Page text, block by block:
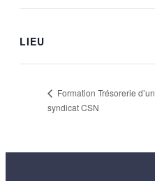
LIEU
Formation Trésorerie d’un
syndicat CSN